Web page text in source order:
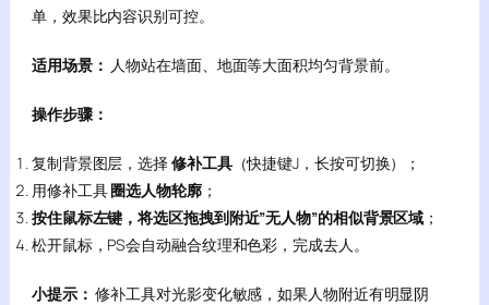
单，效果比内容识别可控。
适用场景： 人物站在墙面、地面等大面积均匀背景前。
操作步骤：
复制背景图层，选择修补工具（快捷键J，长按可切换）；
用修补工具圈选人物轮廓；
按住鼠标左键，将选区拖拽到附近”无人物”的相似背景区域 ；
松开鼠标，PS会自动融合纹理和色彩，完成去人。
小提示： 修补工具对光影变化敏感，如果人物附近有明显阴